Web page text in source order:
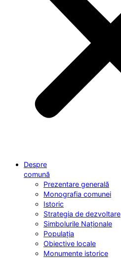
Despre
comună
Prezentare generală
Monografia comunei
Istoric
Strategia de dezvoltare
Simbolurile Naționale
Populația
Obiective locale
Monumente istorice